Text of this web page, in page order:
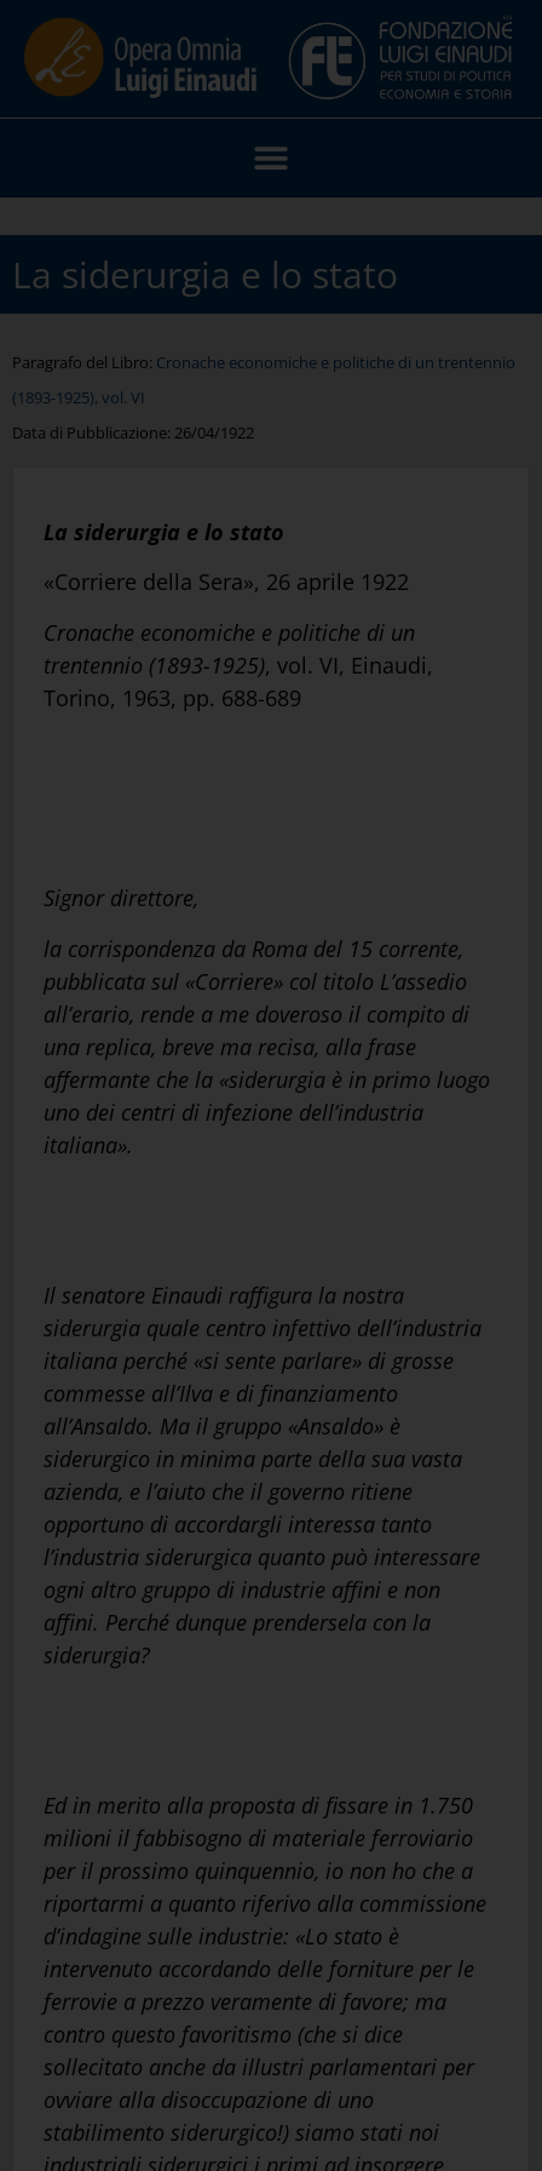
La siderurgia e lo stato
Paragrafo del Libro: Cronache economiche e politiche di un trentennio
(1893-1925), vol. VI
Data di Pubblicazione: 26/04/1922
La siderurgia e lo stato
«Corriere della Sera», 26 aprile 1922
Cronache economiche e politiche di un
trentennio (1893-1925), vol. VI, Einaudi,
Torino, 1963, pp. 688-689
Signor direttore,
la corrispondenza da Roma del 15 corrente,
pubblicata sul «Corriere» col titolo L’assedio
all’erario, rende a me doveroso il compito di
una replica, breve ma recisa, alla frase
affermante che la «siderurgia è in primo luogo
uno dei centri di infezione dell’industria
italiana».
Il senatore Einaudi raffigura la nostra
siderurgia quale centro infettivo dell’industria
italiana perché «si sente parlare» di grosse
commesse all’Ilva e di finanziamento
all’Ansaldo. Ma il gruppo «Ansaldo» è
siderurgico in minima parte della sua vasta
azienda, e l’aiuto che il governo ritiene
opportuno di accordargli interessa tanto
l’industria siderurgica quanto può interessare
ogni altro gruppo di industrie affini e non
affini. Perché dunque prendersela con la
siderurgia?
Ed in merito alla proposta di fissare in 1.750
milioni il fabbisogno di materiale ferroviario
per il prossimo quinquennio, io non ho che a
riportarmi a quanto riferivo alla commissione
d’indagine sulle industrie: «Lo stato è
intervenuto accordando delle forniture per le
ferrovie a prezzo veramente di favore; ma
contro questo favoritismo (che si dice
sollecitato anche da illustri parlamentari per
ovviare alla disoccupazione di uno
stabilimento siderurgico!) siamo stati noi
industriali siderurgici i primi ad insorgere,